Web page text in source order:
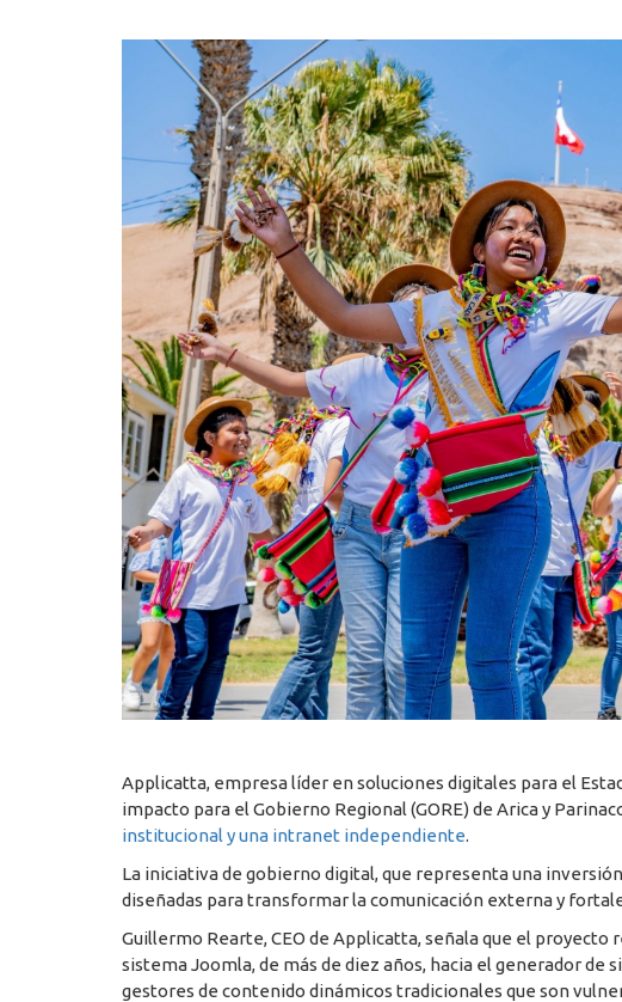
Applicatta, empresa líder en soluciones digitales para el
impacto para el Gobierno Regional (GORE) de Arica y
institucional y una intranet independiente.
La iniciativa de gobierno digital, que representa una
diseñadas para transformar la comunicación externa y
Guillermo Rearte, CEO de Applicatta, señala que el
sistema Joomla, de más de diez años, hacia el generador de
gestores de contenido dinámicos tradicionales que son